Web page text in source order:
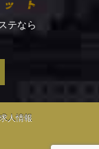
テなら
求人情報